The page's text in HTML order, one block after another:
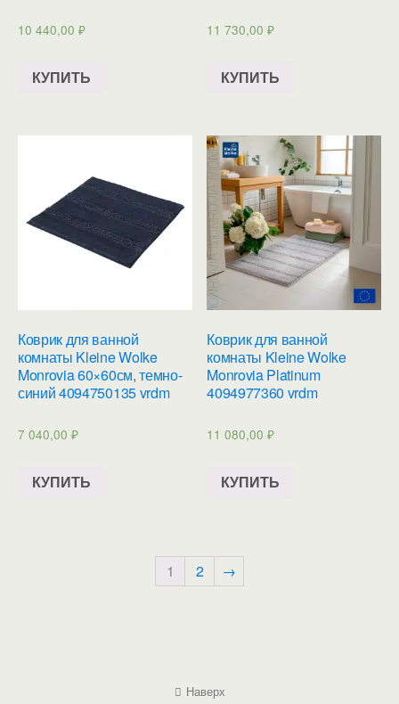
10 440,00 ₽
КУПИТЬ
11 730,00₽
КУПИТЬ
Коврик для ванной
комнаты Kleine Wolke
Monrovia 60×60см, темно-
синий 4094750135 vrdm
7 040,00 ₽
КУПИТЬ
Коврик для ванной
комнаты Kleine Wolke
Monrovia Platinum
4094977360 vrdm
11 080,00₽
КУПИТЬ
1 2 →
Наверх